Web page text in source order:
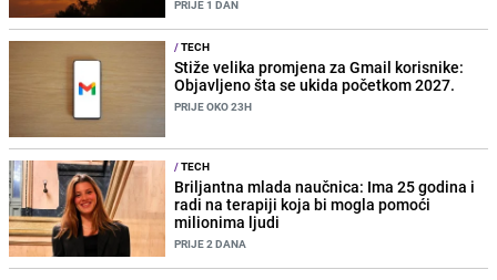
PRIJE 1 DAN
/TECH
Stiže velika promjena za Gmail korisnike:
Objavljeno šta se ukida početkom 2027.
PRIJE OKO 23H
/TECH
Briljantna mlada naučnica: Ima 25 godina i
radi na terapiji koja bi mogla pomoći
milionima ljudi
PRIJE 2 DANA